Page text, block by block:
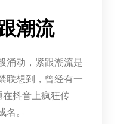
潮流
涌动，紧跟潮流是
联想到，曾经有一
在抖音上疯狂传
名。